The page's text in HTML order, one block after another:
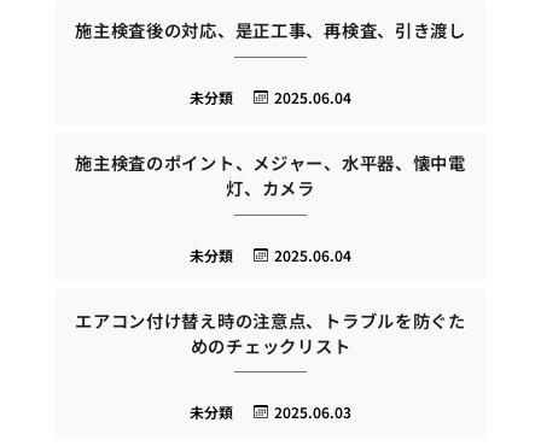
施主検査後の対応、是正工事、再検査、引き渡し
2025.06.04
未分類
施主検査のポイント、メジャー、水平器、懐中電
灯、カメラ
2025.06.04
未分類
エアコン付け替え時の注意点、トラブルを防ぐた
めのチェックリスト
2025.06.03
未分類